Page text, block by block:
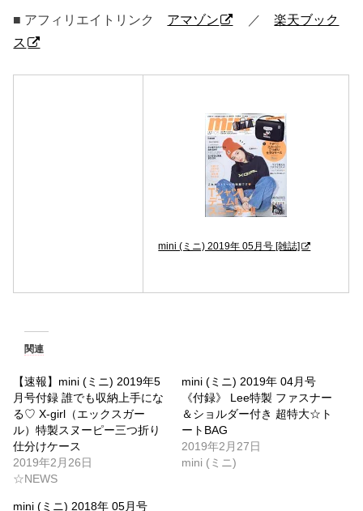
■ アフィリエイトリンク アマゾン ／楽天ブック
ス
mini (ミニ) 2019年 05月号 [雑誌]
関連
【速報】mini (ミニ) 2019年5
月号付録 誰でも収納上手にな
る♡ X-girl（エックスガー
ル）特製スヌーピー三つ折り
仕分けケース
2019年2月26日
☆NEWS
mini (ミニ) 2019年 04月号
《付録》 Lee特製 ファスナー
＆ショルダー付き 超特大☆ト
ートBAG
2019年2月27日
mini (ミニ)
mini (ミニ) 2018年 05月号